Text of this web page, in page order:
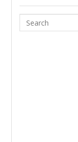
Search